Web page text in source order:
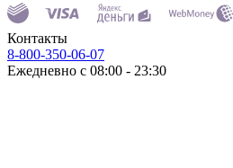
Контакты
8-800-350-06-07
Ежедневно с 08:00 - 23:30